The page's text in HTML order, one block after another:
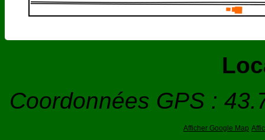
Coordonnées GPS :
Afficher Google Map